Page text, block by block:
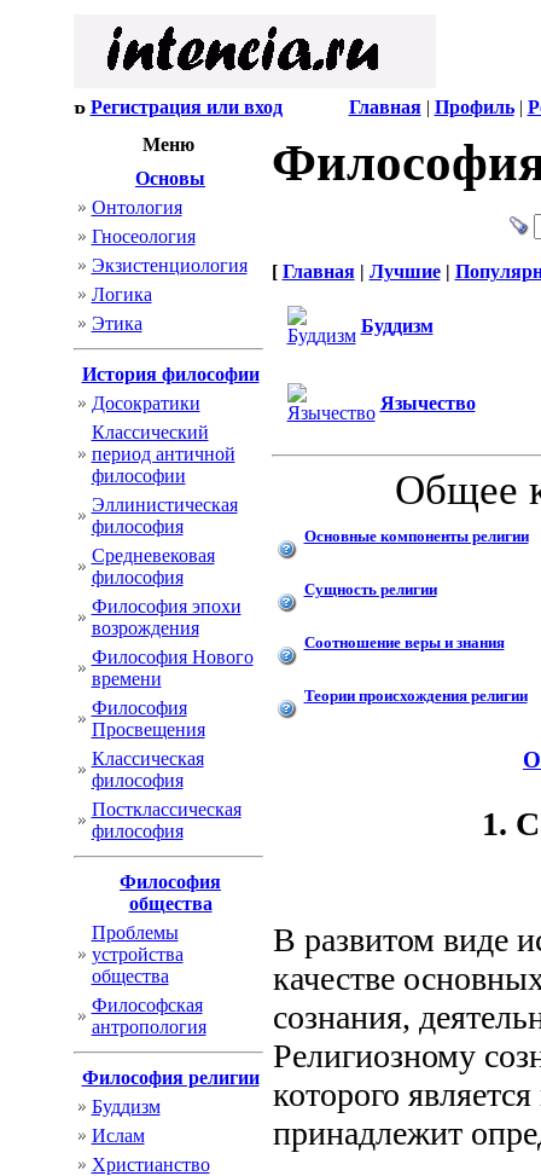
Регистрация или вход Главная| Профиль|
Меню
Основы
Онтология
Гносеология
Экзистенциология
Логика
Этика
История философии
Досократики
Классический
период античной
философии
Эллинистическая
философия
Cредневековая
философия
Философия эпохи
возрождения
Философия Нового
времени
Философия
Просвещения
Классическая
философия
Постклассическая
философия
Философия
общества
Проблемы
устройства
общества
Философская
антропология
Философия религии
Буддизм
Ислам
Христианство
[ Главная| Лучшие|
Буддизм
Язычество
Общее
Основные компоненты религии
Сущность религии
Соотношение веры и знания
Теории происхождения религии
1.
В развитом виде
качестве
сознания,
Религиозному
которого
принадлежит